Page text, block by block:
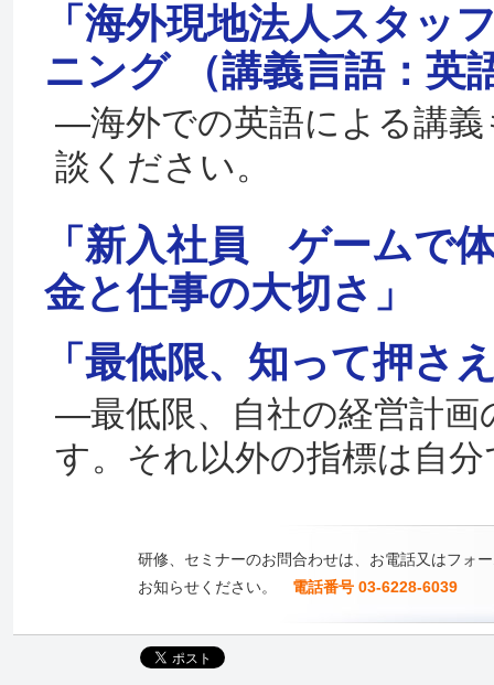
「海外現地法人スタ
ニング （講義言語：英
—海外での英語による講
談ください。
「新入社員 ゲームで
金と仕事の大切さ」
「最低限、知って押さ
—最低限、自社の経営計画
す。それ以外の指標は自
研修、セミナーのお問合わせは、お電話又はフォ
お知らせください。 電話番号 03-6228-6039